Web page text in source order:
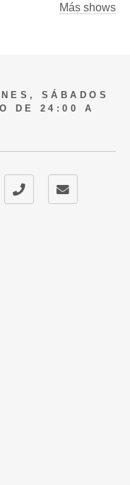
Más shows
SÁBADOS
DE 24:00 A